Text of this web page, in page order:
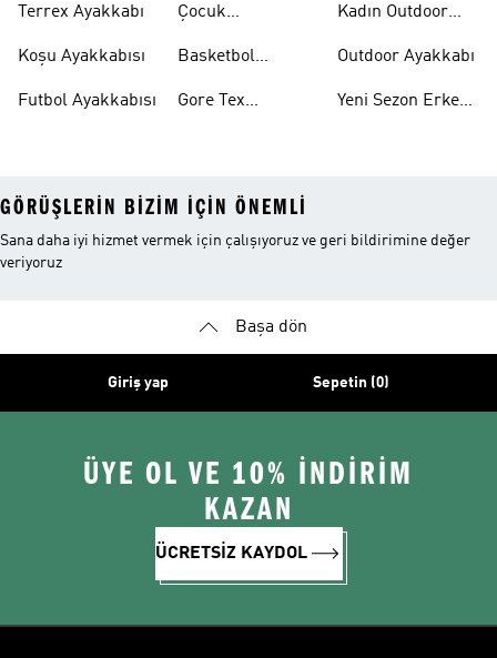
Terrex Ayakkabı
Koşu Ayakkabısı
Futbol Ayakkabısı
Çocuk
Basketbol
Gore Tex
Kadın Outdoor
Outdoor Ayakkabı
Yeni Sezon Erkek
GÖRÜŞLERIN BIZIM IÇIN ÖNEMLI
Sana daha iyi hizmet vermek için çalışıyoruz ve geri bildirimine değer
veriyoruz
Başa dön
Giriş yap Sepetin (0)
ÜYE OL VE 10% İNDİRİM
KAZAN
ÜCRETSİZ KAYDOL